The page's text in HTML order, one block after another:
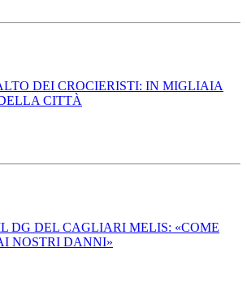
DEI CROCIERISTI: IN MIGLIAIA
CITTÀ
DG DEL CAGLIARI MELIS: «COME
NOSTRI DANNI»